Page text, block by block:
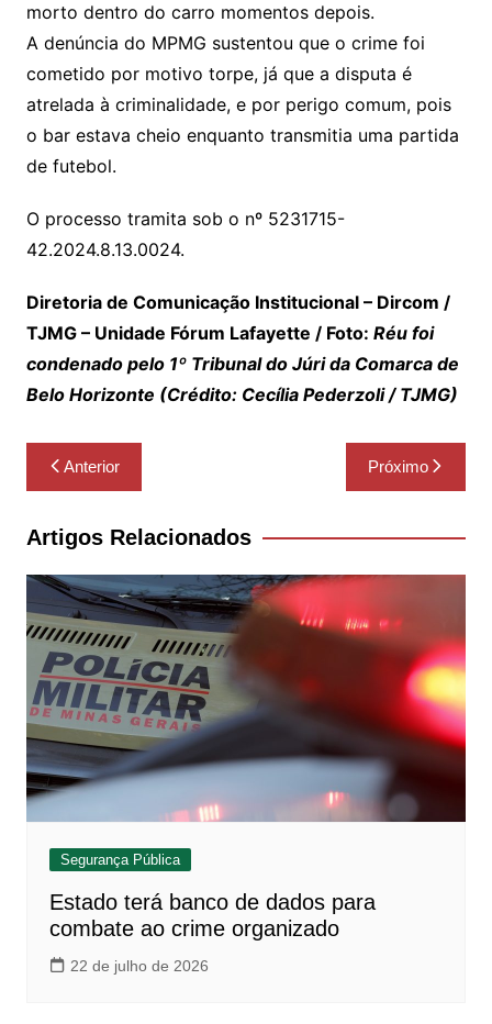
morto dentro do carro momentos depois.
A denúncia do MPMG sustentou que o crime foi
cometido por motivo torpe, já que a disputa é
atrelada à criminalidade, e por perigo comum, pois
o bar estava cheio enquanto transmitia uma partida
de futebol.
O processo tramita sob o nº 5231715-
42.2024.8.13.0024.
Diretoria de Comunicação Institucional – Dircom /
TJMG – Unidade Fórum Lafayette / Foto: Réu foi
condenado pelo 1º Tribunal do Júri da Comarca de
Belo Horizonte (Crédito: Cecília Pederzoli / TJMG)
Navegação
de
Post
Anterior Próximo
Artigos Relacionados
Segurança Pública
Estado terá banco de dados para
combate ao crime organizado
22 de julho de 2026